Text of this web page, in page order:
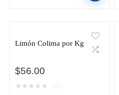
Limón Colima por Kg
$56.00
★ ★ ★ ★ ★